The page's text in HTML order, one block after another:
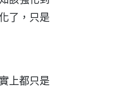
了，只是
上都只是